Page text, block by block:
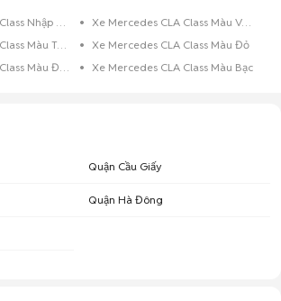
Xe Mercedes CLA Class Nhập Khẩu
Xe Mercedes CLA Class Màu Vàng Cát
Xe Mercedes CLA Class Màu Trắng
Xe Mercedes CLA Class Màu Đỏ
Xe Mercedes CLA Class Màu Đen
Xe Mercedes CLA Class Màu Bạc
Quận Cầu Giấy
Quận Hà Đông